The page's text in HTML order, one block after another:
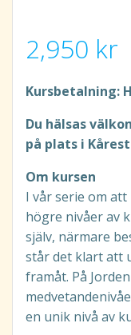
2,950 kr
Kursbetalning:
Du hälsas
på plats i
Om kursen
I vår serie om
högre nivåer av
själv, närmare
står det klart att
framåt. På
en unik nivå av